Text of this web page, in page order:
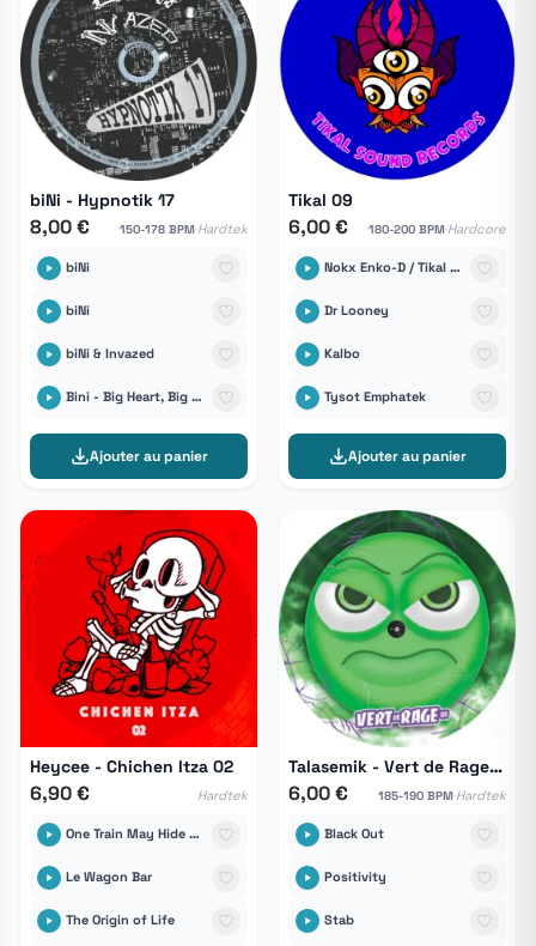
biNi - Hypnotik 17
8,00 € 150-178 BPM·Hardtek
biNi
biNi
biNi & Invazed
Bini - Big Heart, Big Vibes
Ajouter au panier
Tikal 09
6,00 € 180-200 BPM·Hardcore
Nokx Enko-D / Tikal Sound Records
Dr Looney
Kalbo
Tysot Emphatek
Ajouter au panier
Heycee - Chichen Itza 02
6,90 € Hardtek
One Train May Hide Another
Le Wagon Bar
The Origin of Life
Talasemik - Vert de Rage 01
6,00 € 185-190 BPM·Hardtek
Black Out
Positivity
Stab